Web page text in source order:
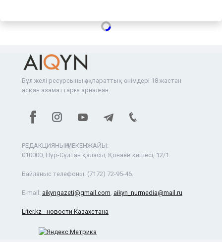
Бұл желі ресурсының ақпараттық өнімдері 18 жастан
асқан азаматтарға арналған.
РЕДАКЦИЯНЫҢ МЕКЕНЖАЙЫ:
010000, Нұр-Сұлтан қаласы, Қонаев көшесі, 12/1.
Байланыс телефоны: (7172) 72-95-46.
E-mail: aikyngazeti@gmail.com aikyn_nurmedia@mail.ru
Liter.kz - новости Казахстана